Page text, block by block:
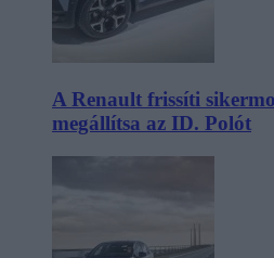
A Renault frissíti
megállítsa az ID. Polót